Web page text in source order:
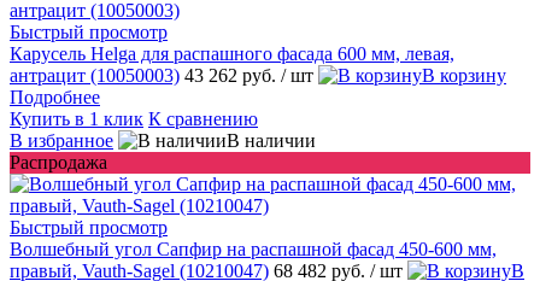
Быстрый просмотр
Карусель Helga для распашного фасада 600 мм, левая,
антрацит (10050003) 43 262 руб. / шт
В корзину
Подробнее
Купить в 1 клик К сравнению
В избранное
В наличии
Распродажа
Быстрый просмотр
Волшебный угол Сапфир на распашной фасад 450-600 мм,
правый, Vauth-Sagel (10210047) 68 482 руб. / шт
В